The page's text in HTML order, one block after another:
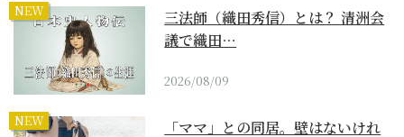
NEW
三法師（織田秀信）とは？ 清洲会
議で織田…
2026/08/09
NEW
「ママ」との同居。壁はないけれ